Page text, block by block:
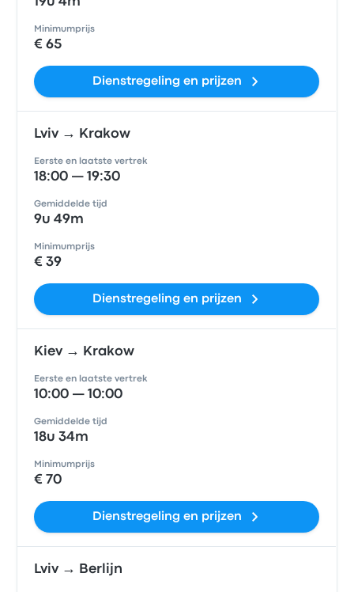
Minimumprijs
€ 65
Dienstregeling en prijzen
Lviv → Krakow
Eerste en laatste vertrek
18:00 — 19:30
Gemiddelde tijd
9u 49m
Minimumprijs
€ 39
Dienstregeling en prijzen
Kiev → Krakow
Eerste en laatste vertrek
10:00 — 10:00
Gemiddelde tijd
18u 34m
Minimumprijs
€ 70
Dienstregeling en prijzen
Lviv → Berlijn